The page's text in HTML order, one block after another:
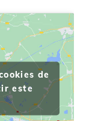
de
este